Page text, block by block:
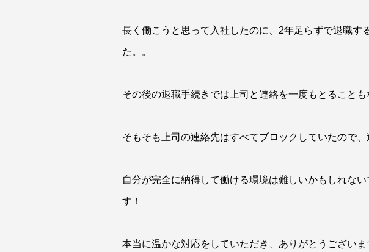
長く働こうと思って入社したのに、2年足らずで退職
た。。
その後の退職手続きでは上司と連絡を一度もとること
そもそも上司の連絡先はすべてブロックしていたので
自分が完全に納得して働ける環境は難しいかもしれな
す！
本当に温かな対応をしていただき、ありがとうございま